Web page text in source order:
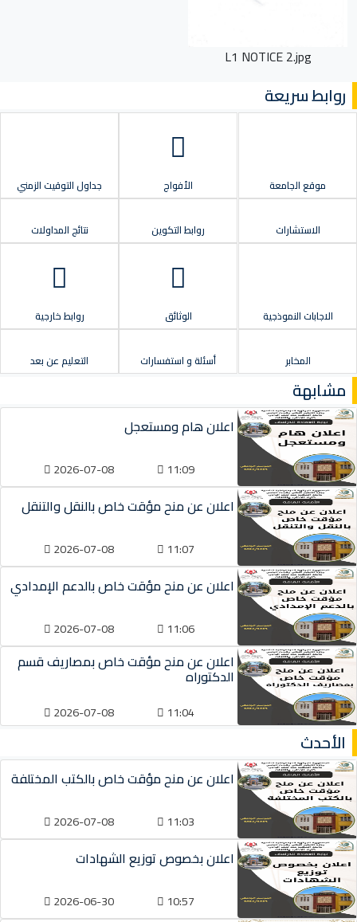
L1 NOTICE 2.jpg
روابط سريعة
موقع الجامعة الأفواج جداول التوقيت الزمني
الاستشارات روابط التكوين نتائج المداولات
الاجابات النموذجية الوثائق روابط خارجية
المخابر أسئلة و استفسارات التعليم عن بعد
مشابهة
اعلان هام ومستعجل
11:09
2026-07-08
اعلان عن منح مؤقت خاص بالنقل والتنقل
11:07
2026-07-08
اعلان عن منح مؤقت خاص بالدعم الإمدادي
11:06
2026-07-08
اعلان عن منح مؤقت خاص بمصاريف قسم
الدكتوراه
11:04
2026-07-08
الأحدث
اعلان عن منح مؤقت خاص بالكتب المختلفة
11:03
2026-07-08
اعلان بخصوص توزيع الشهادات
10:57
2026-06-30